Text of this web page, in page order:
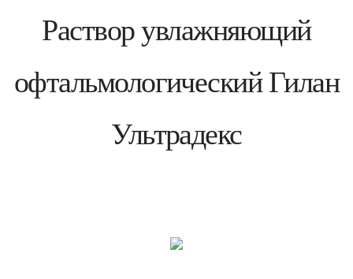
Раствор увлажняющий
офтальмологический Гилан
Ультрадекс